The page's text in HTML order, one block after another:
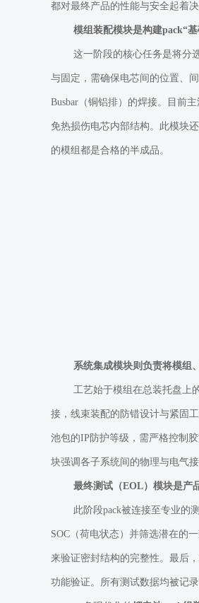
都对最终产品的性能与安全起着决
模组装配模块是构建pack“
这一阶段的核心任务是将分
与固定，需确保电芯间的位置、
Busbar（铜铝排）的焊接。目前
免热损伤电芯内部结构。此模块
的模组都是合格的半成品。
系统集成模块则负责将模组
工艺始于模组在总装托盘上
接，线束装配的防错设计与紧固
池包的IP防护等级，需严格控制
块强调各子系统间的物理与电气
最终测试（EOL）模块是产
此阶段pack被连接至专业的
SOC（荷电状态）并筛选潜在的
来验证密封结构的完整性。最后
功能验证。所有测试数据均被记